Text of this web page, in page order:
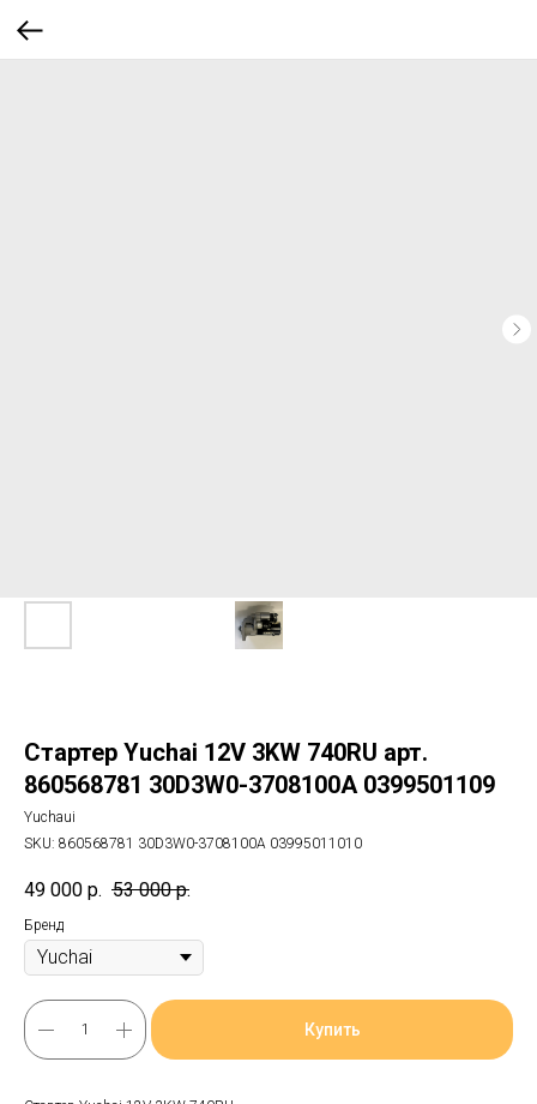
Стартер Yuchai 12V 3KW 740RU арт.
860568781 30D3W0-3708100A 0399501109
Yuchaui
SKU: 860568781 30D3W0-3708100A 03995011010
49 000 р. 53 000 р.
Бренд
Купить